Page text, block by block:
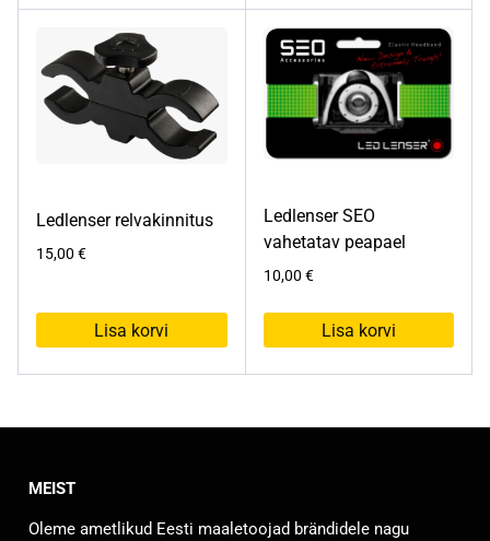
Ledlenser relvakinnitus
15,00 €
Lisa korvi
Ledlenser SEO
vahetatav peapael
10,00 €
Lisa korvi
MEIST
Oleme ametlikud Eesti maaletoojad brändidele nagu